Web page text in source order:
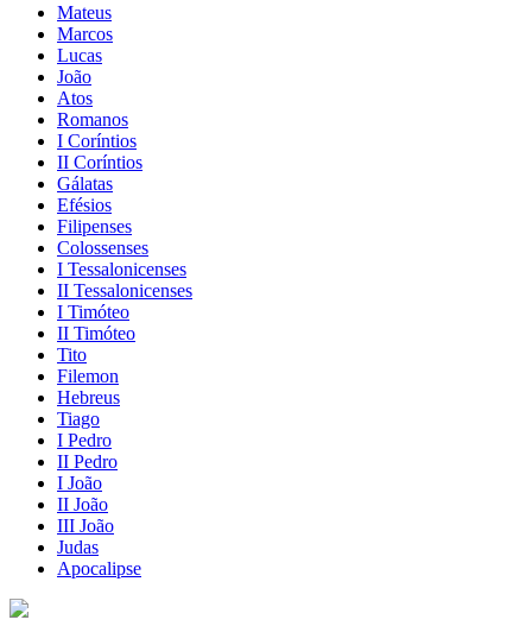
Mateus
Marcos
Lucas
João
Atos
Romanos
I Coríntios
II Coríntios
Gálatas
Efésios
Filipenses
Colossenses
I Tessalonicenses
II Tessalonicenses
I Timóteo
II Timóteo
Tito
Filemon
Hebreus
Tiago
I Pedro
II Pedro
I João
II João
III João
Judas
Apocalipse